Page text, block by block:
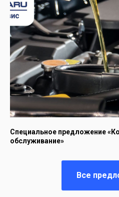
Специальное предложение
обслуживание»
Все